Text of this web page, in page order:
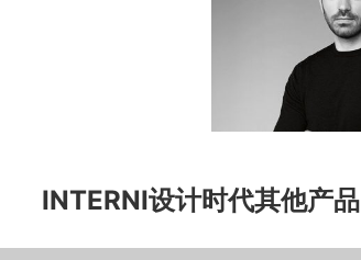
INTERNI设计时代其他产品